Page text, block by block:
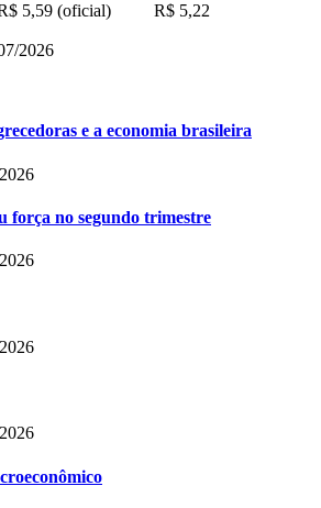
5,59 (oficial) R$ 5,22
2026
e a economia brasileira
força no segundo trimestre